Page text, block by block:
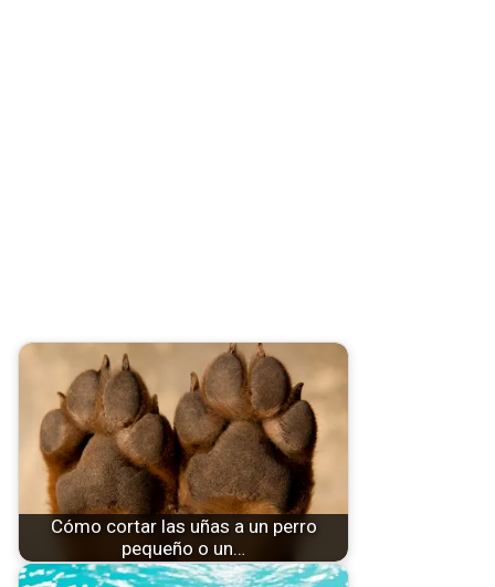
Cómo cortar las uñas a un perro
pequeño o un…